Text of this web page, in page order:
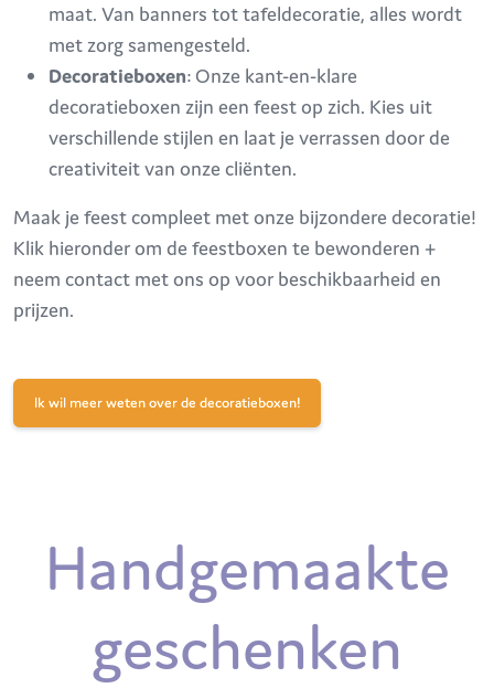
maat. Van banners tot tafeldecoratie, alles wordt
met zorg samengesteld.
Decoratieboxen: Onze kant-en-klare
decoratieboxen zijn een feest op zich. Kies uit
verschillende stijlen en laat je verrassen door de
creativiteit van onze cliënten.
Maak je feest compleet met onze bijzondere decoratie!
Klik hieronder om de feestboxen te bewonderen +
neem contact met ons op voor beschikbaarheid en
prijzen.
Ik wil meer weten over de decoratieboxen!
Handgemaakte
geschenken